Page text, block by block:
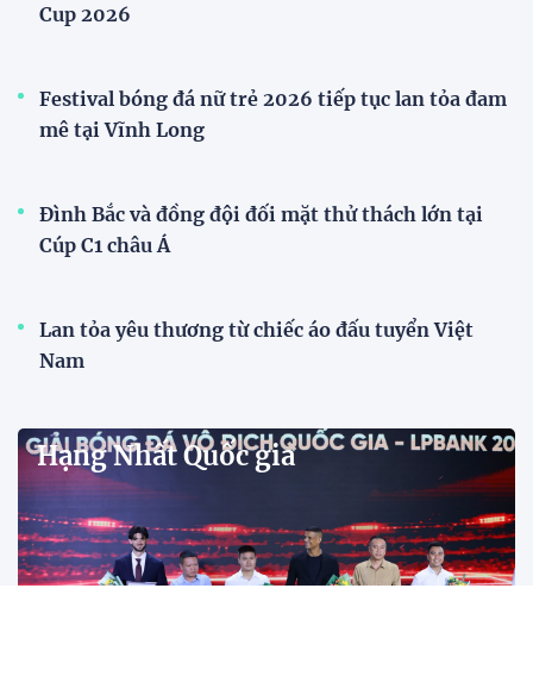
Cup 2026
Festival bóng đá nữ trẻ 2026 tiếp tục lan tỏa đam
mê tại Vĩnh Long
Đình Bắc và đồng đội đối mặt thử thách lớn tại
Cúp C1 châu Á
Lan tỏa yêu thương từ chiếc áo đấu tuyển Việt
Nam
Hạng Nhất Quốc gia